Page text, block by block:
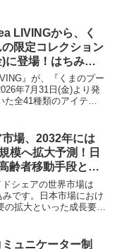
LIVINGから、く
の限定コレクション
に登場！はちみつ
温まる全41種類
』が、『くまのプー
年7月31日(金)より発
た全41種類のアイテム
場、2032年には
模へ拡大予測！日
齢者移動手段とし
は？
シェアの世界市場は
です。日本市場におけ
拡大といった成長要因
ミュニケーター制